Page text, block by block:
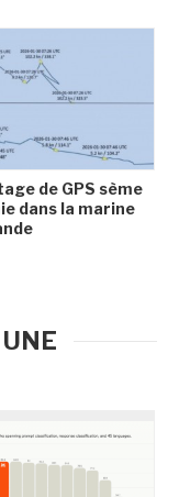
de GPS sème
dans la marine